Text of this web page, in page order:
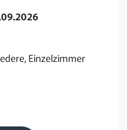
Einzelzimmer